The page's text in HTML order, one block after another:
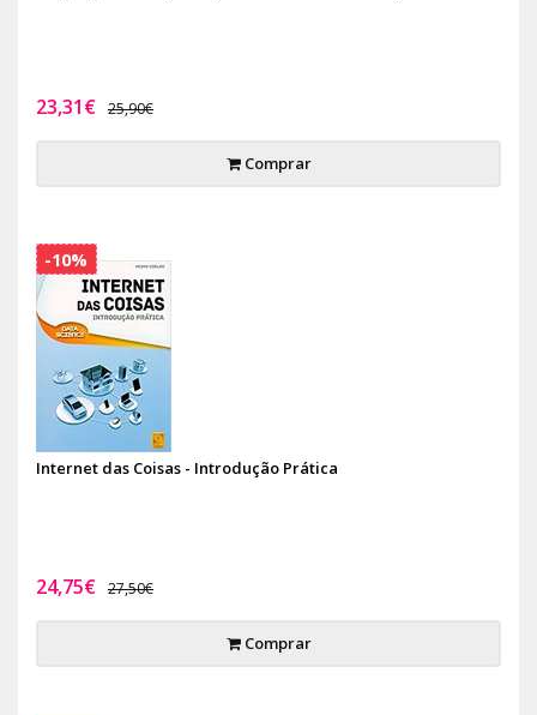
23,31€ 25,90€
Comprar
Internet das Coisas - Introdução Prática
24,75€ 27,50€
Comprar
-10%